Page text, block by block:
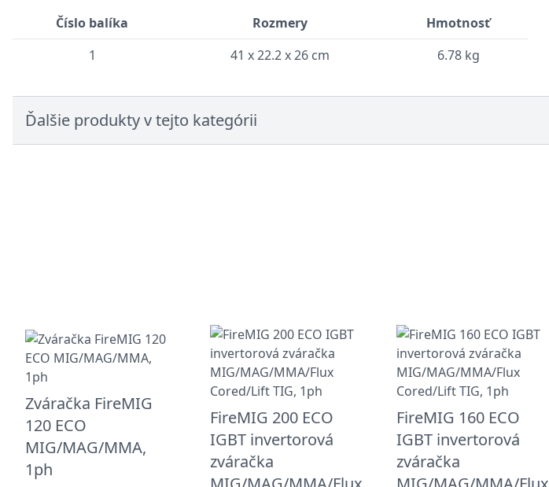
Číslo balíka Rozmery
Hmotnosť
1
41 x 22.2 x 26 cm 6.78 kg
Ďalšie produkty v tejto kategórii
Zváračka FireMIG
120 ECO
MIG/MAG/MMA,
1ph
FireMIG 200 ECO
IGBT invertorová
zváračka
FireMIG 160 ECO
IGBT invertorová
zváračka